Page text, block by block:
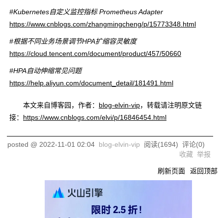
#Kubernetes自定义监控指标 Prometheus Adapter
https://www.cnblogs.com/zhangmingcheng/p/15773348.html
#根据不同业务场景调节HPA扩缩容灵敏度
https://cloud.tencent.com/document/product/457/50660
#HPA自动伸缩常见问题
https://help.aliyun.com/document_detail/181491.html
本文来自博客园，作者： blog-elvin-vip，转载请注明原文链
接： https://www.cnblogs.com/elvi/p/16846454.html
posted @ 2022-11-01 02:04 blog-elvin-vip 阅读(1694) 评论(0)
收藏 举报
刷新页面 返回顶部